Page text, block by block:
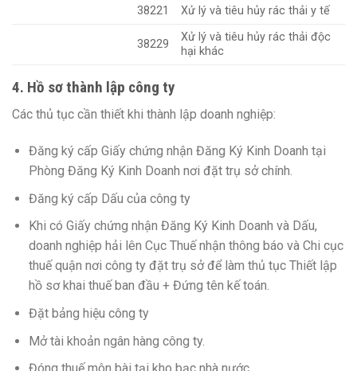
38221 Xử lý và tiêu hủy rác thải y tế
38229
Xử lý và tiêu hủy rác thải độc
hại khác
4. Hồ sơ thành lập công ty
Các thủ tục cần thiết khi thành lập doanh nghiệp:
Đăng ký cấp Giấy chứng nhận Đăng Ký Kinh Doanh tại
Phòng Đăng Ký Kinh Doanh nơi đặt trụ sở chính.
Đăng ký cấp Dấu của công ty
Khi có Giấy chứng nhận Đăng Ký Kinh Doanh và Dấu,
doanh nghiệp hải lên Cục Thuế nhận thông báo và Chi cục
thuế quận nơi công ty đặt trụ sở để làm thủ tục Thiết lập
hồ sơ khai thuế ban đầu + Đứng tên kế toán.
Đặt bảng hiệu công ty
Mở tài khoản ngân hàng công ty.